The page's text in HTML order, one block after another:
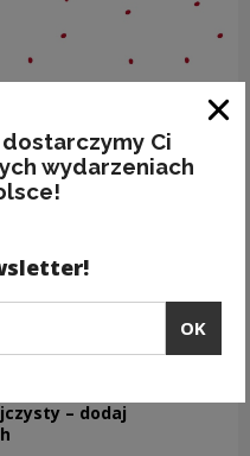
– dodaj
in a new window
Ci
wydarzeniach
OK